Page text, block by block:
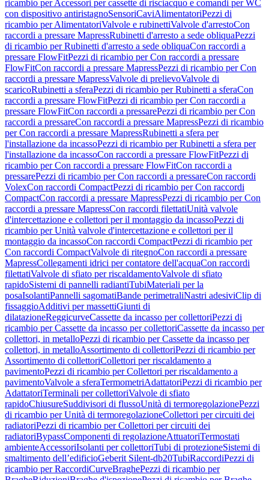
ricambio per Accessori per cassette di risciacquo e comandi per WC
con dispositivo antiristagnoSensoriCaviAlimentatoriPezzi di
ricambio per AlimentatoriValvole e rubinettiValvole d'arrestoCon
raccordi a pressare MapressRubinetti d'arresto a sede obliquaPezzi
di ricambio per Rubinetti d'arresto a sede obliquaCon raccordi a
pressare FlowFitPezzi di ricambio per Con raccordi a pressare
FlowFitCon raccordi a pressare MapressPezzi di ricambio per Con
raccordi a pressare MapressValvole di prelievoValvole di
scaricoRubinetti a sferaPezzi di ricambio per Rubinetti a sferaCon
raccordi a pressare FlowFitPezzi di ricambio per Con raccordi a
pressare FlowFitCon raccordi a pressarePezzi di ricambio per Con
raccordi a pressareCon raccordi a pressare MapressPezzi di ricambio
per Con raccordi a pressare MapressRubinetti a sfera per
l'installazione da incassoPezzi di ricambio per Rubinetti a sfera per
l'installazione da incassoCon raccordi a pressare FlowFitPezzi di
ricambio per Con raccordi a pressare FlowFitCon raccordi a
pressarePezzi di ricambio per Con raccordi a pressareCon raccordi
VolexCon raccordi CompactPezzi di ricambio per Con raccordi
CompactCon raccordi a pressare MapressPezzi di ricambio per Con
raccordi a pressare MapressCon raccordi filettatiUnità valvole
d'intercettazione e collettori per il montaggio da incassoPezzi di
ricambio per Unità valvole d'intercettazione e collettori per il
montaggio da incassoCon raccordi CompactPezzi di ricambio per
Con raccordi CompactValvole di ritegnoCon raccordi a pressare
MapressCollegamenti idrici per contatore dell'acquaCon raccordi
filettatiValvole di sfiato per riscaldamentoValvole di sfiato
rapidoSistemi di pannelli radiantiTubiMateriali per la
posaIsolantiPannelli sagomatiBande perimetraliNastri adesiviClip di
fissaggioAdditivi per massettiGiunti di
dilatazioneReggicurveCassette da incasso per collettoriPezzi di
ricambio per Cassette da incasso per collettoriCassette da incasso per
collettori, in metalloPezzi di ricambio per Cassette da incasso per
collettori, in metalloAssortimento di collettoriPezzi di ricambio per
Assortimento di collettoriCollettori per riscaldamento a
pavimentoPezzi di ricambio per Collettori per riscaldamento a
pavimentoValvole a sferaTermometriAdattatoriPezzi di ricambio per
AdattatoriTerminali per collettoriValvole di sfiato
rapidoChiusureSuddivisori di flussoUnità di termoregolazionePezzi
di ricambio per Unità di termoregolazioneCollettori per circuiti dei
radiatoriPezzi di ricambio per Collettori per circuiti dei
radiatoriBypassComponenti di regolazioneAttuatoriTermostati
ambienteAccessoriIsolanti per collettoriTubi di protezioneSistemi di
smaltimento dell’edificioGeberit Silent-db20TubiRaccordiPezzi di
ricambio per RaccordiCurveBraghePezzi di ricambio per